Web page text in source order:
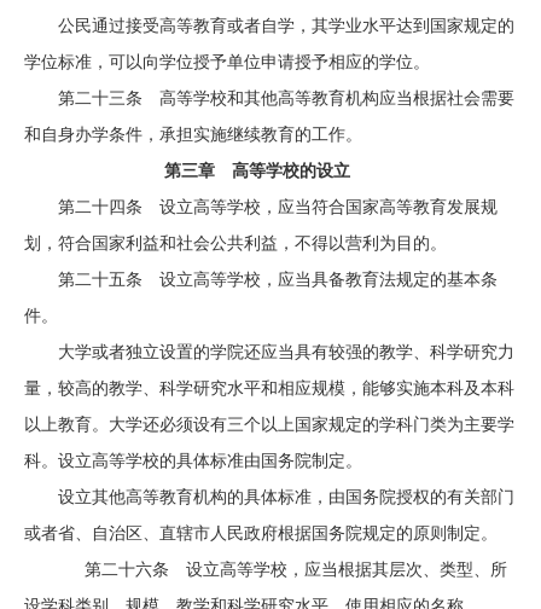
公民通过接受高等教育或者自学，其学业水平达到国家规定的
学位标准，可以向学位授予单位申请授予相应的学位。
第二十三条 高等学校和其他高等教育机构应当根据社会需要
和自身办学条件，承担实施继续教育的工作。
第三章 高等学校的设立
第二十四条 设立高等学校，应当符合国家高等教育发展规
划，符合国家利益和社会公共利益，不得以营利为目的。
第二十五条 设立高等学校，应当具备教育法规定的基本条
件。
大学或者独立设置的学院还应当具有较强的教学、科学研究力
量，较高的教学、科学研究水平和相应规模，能够实施本科及本科
以上教育。大学还必须设有三个以上国家规定的学科门类为主要学
科。设立高等学校的具体标准由国务院制定。
设立其他高等教育机构的具体标准，由国务院授权的有关部门
或者省、自治区、直辖市人民政府根据国务院规定的原则制定。
第二十六条 设立高等学校，应当根据其层次、类型、所